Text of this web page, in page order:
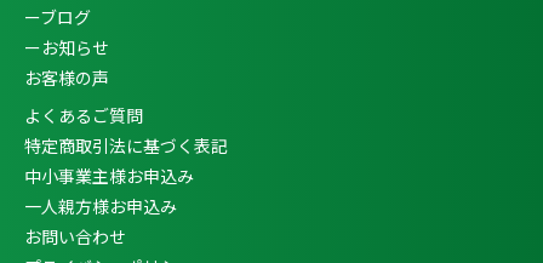
ーブログ
ーお知らせ
お客様の声
よくあるご質問
特定商取引法に基づく表記
中小事業主様お申込み
一人親方様お申込み
お問い合わせ